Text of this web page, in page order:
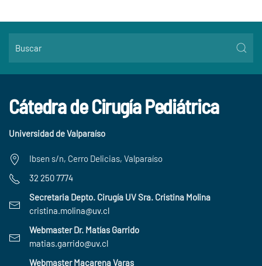
Cátedra de Cirugía Pediátrica
Universidad de Valparaíso
Ibsen s/n, Cerro Delicias, Valparaíso
32 250 7774
Secretaria Depto. Cirugía UV Sra. Cristina Molina
cristina.molina@uv.cl
Webmaster Dr. Matías Garrido
matias.garrido@uv.cl
Webmaster Macarena Varas